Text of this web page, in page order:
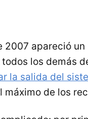
2007 apareció
los demás
la salida del
de los